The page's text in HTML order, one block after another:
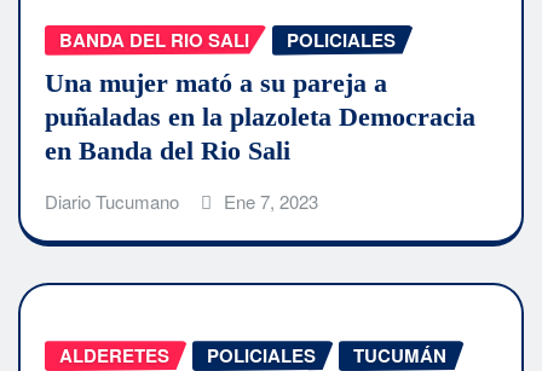
BANDA DEL RIO SALI POLICIALES
Una mujer mató a su pareja a
puñaladas en la plazoleta Democracia
en Banda del Rio Sali
Diario Tucumano Ene 7, 2023
ALDERETES POLICIALES TUCUMÁN